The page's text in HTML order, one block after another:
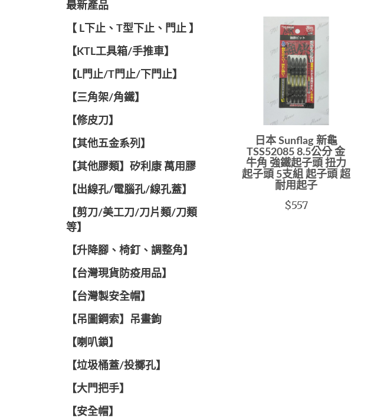
最新產品
【 L下止、T型下止、門止 】
【KTL工具箱/手推車】
【L門止/T門止/下門止】
【三角架/角鐵】
【修皮刀】
【其他五金系列】
【其他膠類】矽利康 萬用膠
【出線孔/電腦孔/線孔蓋】
【剪刀/美工刀/刀片類/刀類
等】
【升降腳、椅釘、調整角】
【台灣現貨防疫用品】
【台灣製安全帽】
【吊圖鋼索】吊畫鉤
【喇叭鎖】
【垃圾桶蓋/投擲孔】
【大門把手】
【安全帽】
日本 Sunflag 新龜
TSS52085 8.5公分 金
牛角 強鐵起子頭 扭力
起子頭 5支組 起子頭 超
耐用起子
$557